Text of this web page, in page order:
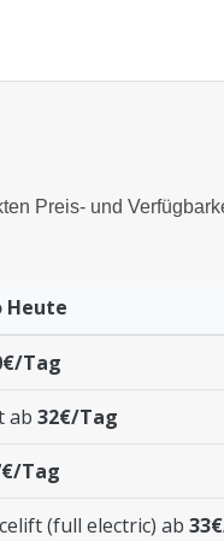
Preis- und
Heute
Tag
ab 32€/Tag
Tag
(full electric) ab